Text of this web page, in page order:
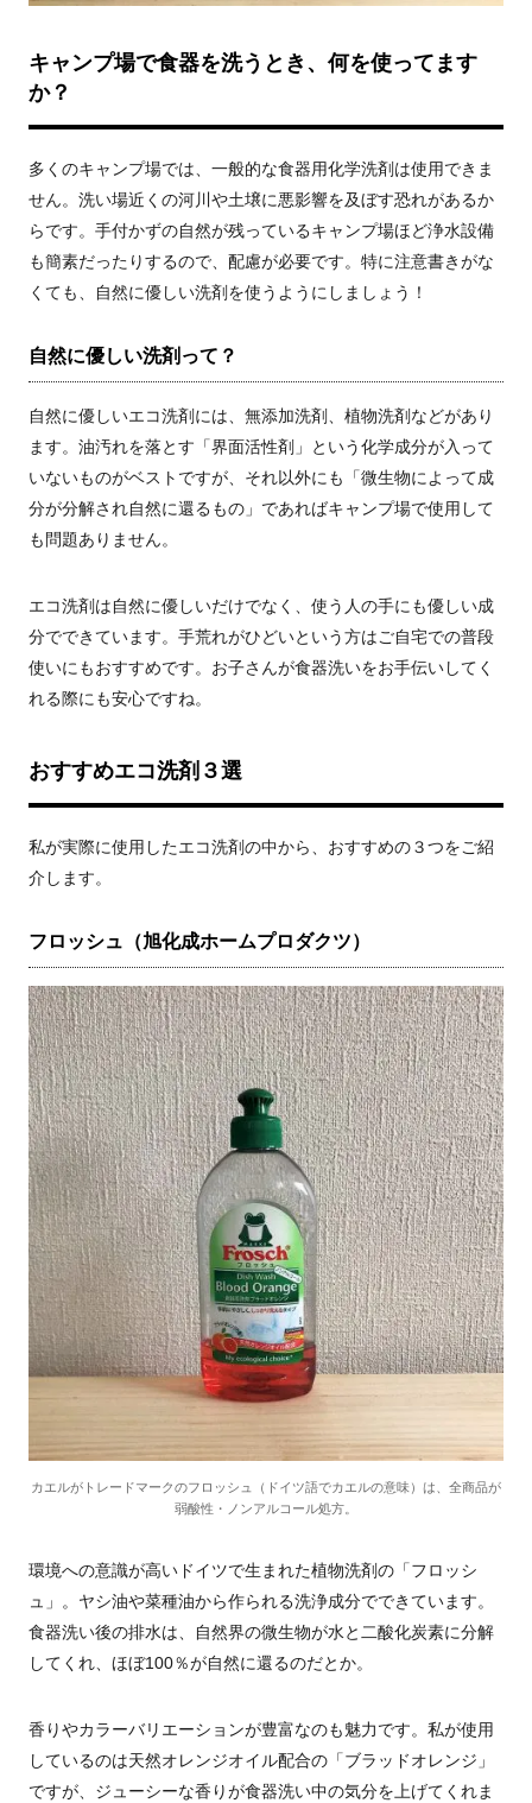
キャンプ場で食器を洗うとき、何を使ってます
か？
多くのキャンプ場では、一般的な食器用化学洗剤は使用できま
せん。洗い場近くの河川や土壌に悪影響を及ぼす恐れがあるか
らです。手付かずの自然が残っているキャンプ場ほど浄水設備
も簡素だったりするので、配慮が必要です。特に注意書きがな
くても、自然に優しい洗剤を使うようにしましょう！
自然に優しい洗剤って？
自然に優しいエコ洗剤には、無添加洗剤、植物洗剤などがあり
ます。油汚れを落とす「界面活性剤」という化学成分が入って
いないものがベストですが、それ以外にも「微生物によって成
分が分解され自然に還るもの」であればキャンプ場で使用して
も問題ありません。
エコ洗剤は自然に優しいだけでなく、使う人の手にも優しい成
分でできています。手荒れがひどいという方はご自宅での普段
使いにもおすすめです。お子さんが食器洗いをお手伝いしてく
れる際にも安心ですね。
おすすめエコ洗剤３選
私が実際に使用したエコ洗剤の中から、おすすめの３つをご紹
介します。
フロッシュ（旭化成ホームプロダクツ）
カエルがトレードマークのフロッシュ（ドイツ語でカエルの意味）は、全商品が
弱酸性・ノンアルコール処方。
環境への意識が高いドイツで生まれた植物洗剤の「フロッシ
ュ」。ヤシ油や菜種油から作られる洗浄成分でできています。
食器洗い後の排水は、自然界の微生物が水と二酸化炭素に分解
してくれ、ほぼ100％が自然に還るのだとか。
香りやカラーバリエーションが豊富なのも魅力です。私が使用
しているのは天然オレンジオイル配合の「ブラッドオレンジ」
ですが、ジューシーな香りが食器洗い中の気分を上げてくれま